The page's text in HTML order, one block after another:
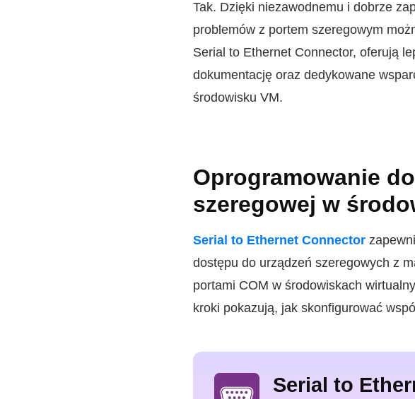
Tak. Dzięki niezawodnemu i dobrze
problemów z portem szeregowym
Serial to Ethernet Connector, oferują
dokumentację oraz dedykowane
środowisku VM.
Oprogramowanie
szeregowej w
Serial to Ethernet Connector
dostępu do urządzeń szeregowych z
portami COM w środowiskach
kroki pokazują, jak skonfigurować
Serial to